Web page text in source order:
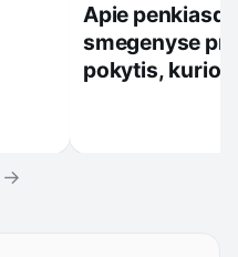
Apie
smegenyse
pokytis, kurio
→